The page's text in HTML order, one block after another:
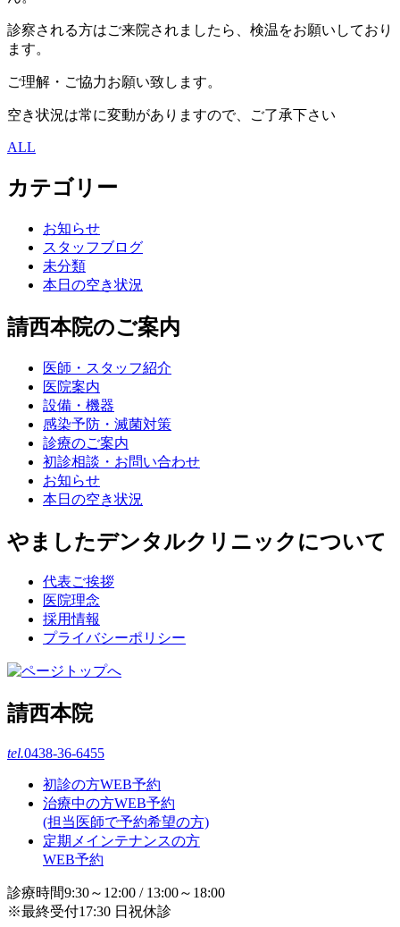
診察される方はご来院されましたら、検温をお願いしており
ます。
ご理解・ご協力お願い致します。
空き状況は常に変動がありますので、ご了承下さい
ALL
カテゴリー
お知らせ
スタッフブログ
未分類
本日の空き状況
請西本院のご案内
医師・スタッフ紹介
医院案内
設備・機器
感染予防・滅菌対策
診療のご案内
初診相談・お問い合わせ
お知らせ
本日の空き状況
やましたデンタルクリニックについて
代表ご挨拶
医院理念
採用情報
プライバシーポリシー
請西本院
tel.0438-36-6455
初診の方WEB予約
治療中の方WEB予約
(担当医師で予約希望の方)
定期メインテナンスの方
WEB予約
診療時間9:30～12:00 / 13:00～18:00
※最終受付17:30 日祝休診